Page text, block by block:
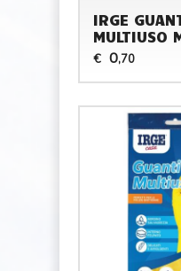
IRGE
MULTIUSO
€ 0,70